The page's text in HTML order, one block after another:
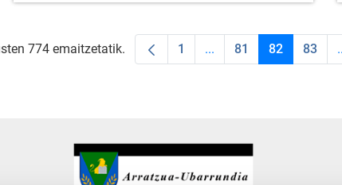
774 emaitzetatik. Orrialdea
1 ...Intermediate Pages Use
Orrialdea
81 Orrialdea
82 83